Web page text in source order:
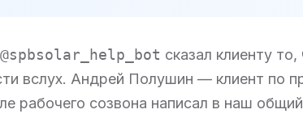
@spbsolar_help_bot сказал клиенту
вслух. Андрей Полушин — клиент по
рабочего созвона написал в наш